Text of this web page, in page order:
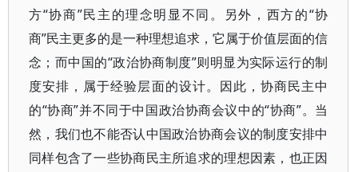
方“协商”民主的理念明显不同。另外，西方的“协
商”民主更多的是一种理想追求，它属于价值层面的信
念；而中国的“政治协商制度”则明显为实际运行的制
度安排，属于经验层面的设计。因此，协商民主中
的“协商”并不同于中国政治协商会议中的“协商”。当
然，我们也不能否认中国政治协商会议的制度安排中
同样包含了一些协商民主所追求的理想因素，也正因